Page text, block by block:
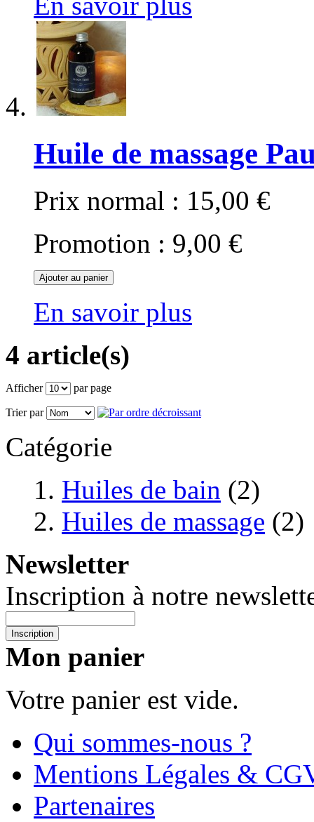
Huile de massage
Prix normal : 15,00 €
Promotion : 9,00 €
Ajouter au panier
En savoir plus
4 article(s)
Afficher par page
Trier par
Catégorie
Huiles de bain (2)
Huiles de massage (2)
Newsletter
Inscription à notre
Inscription
Mon panier
Votre panier est vide.
Qui sommes-nous ?
Mentions Légales &
Partenaires